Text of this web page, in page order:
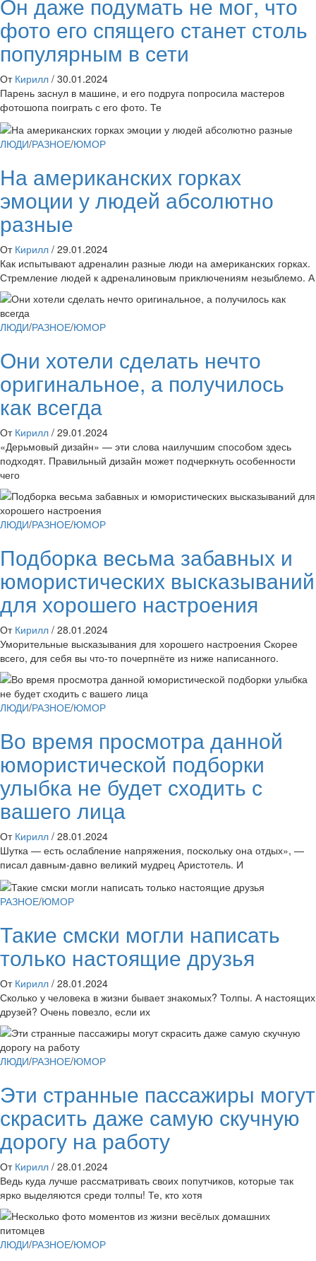
фото его спящего станет столь
популярным в сети
От Кирилл / 30.01.2024
Парень заснул в машине, и его подруга попросила мастеров
фотошопа поиграть с его фото. Те
ЛЮДИ/РАЗНОЕ/ЮМОР
На американских горках
эмоции у людей абсолютно
разные
От Кирилл / 29.01.2024
Как испытывают адреналин разные люди на американских горках.
Стремление людей к адреналиновым приключениям незыблемо. А
ЛЮДИ/РАЗНОЕ/ЮМОР
Они хотели сделать нечто
оригинальное, а получилось
как всегда
От Кирилл / 29.01.2024
«Дерьмовый дизайн» — эти слова наилучшим способом здесь
подходят. Правильный дизайн может подчеркнуть особенности
чего
ЛЮДИ/РАЗНОЕ/ЮМОР
Подборка весьма забавных и
юмористических высказываний
для хорошего настроения
От Кирилл / 28.01.2024
Уморительные высказывания для хорошего настроения Скорее
всего, для себя вы что-то почерпнёте из ниже написанного.
ЛЮДИ/РАЗНОЕ/ЮМОР
Во время просмотра данной
юмористической подборки
улыбка не будет сходить с
вашего лица
От Кирилл / 28.01.2024
Шутка — есть ослабление напряжения, поскольку она отдых», —
писал давным-давно великий мудрец Аристотель. И
РАЗНОЕ/ЮМОР
Такие смски могли написать
только настоящие друзья
От Кирилл / 28.01.2024
Сколько у человека в жизни бывает знакомых? Толпы. А настоящих
друзей? Очень повезло, если их
ЛЮДИ/РАЗНОЕ/ЮМОР
Эти странные пассажиры могут
скрасить даже самую скучную
дорогу на работу
От Кирилл / 28.01.2024
Ведь куда лучше рассматривать своих попутчиков, которые так
ярко выделяются среди толпы! Те, кто хотя
ЛЮДИ/РАЗНОЕ/ЮМОР